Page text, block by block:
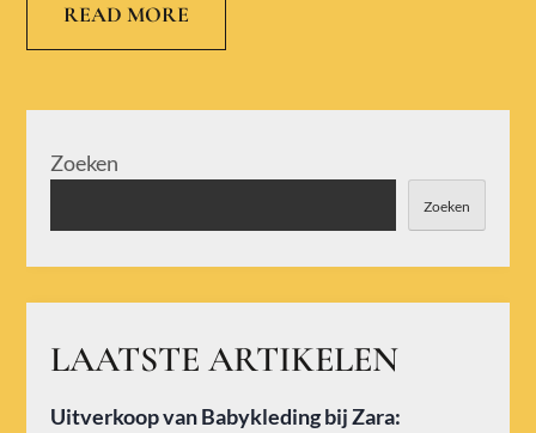
READ MORE
Zoeken
Zoeken
LAATSTE ARTIKELEN
Uitverkoop van Babykleding bij Zara: